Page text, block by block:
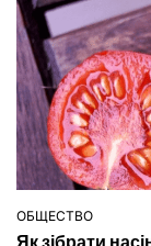
ОПУБЛІКУВАТИ
ОБЩЕСТВО